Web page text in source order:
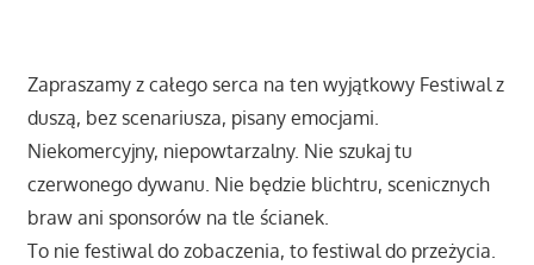
Zapraszamy z całego serca na ten wyjątkowy Festiwal z
duszą, bez scenariusza, pisany emocjami.
Niekomercyjny, niepowtarzalny. Nie szukaj tu
czerwonego dywanu. Nie będzie blichtru, scenicznych
braw ani sponsorów na tle ścianek.
To nie festiwal do zobaczenia, to festiwal do przeżycia.